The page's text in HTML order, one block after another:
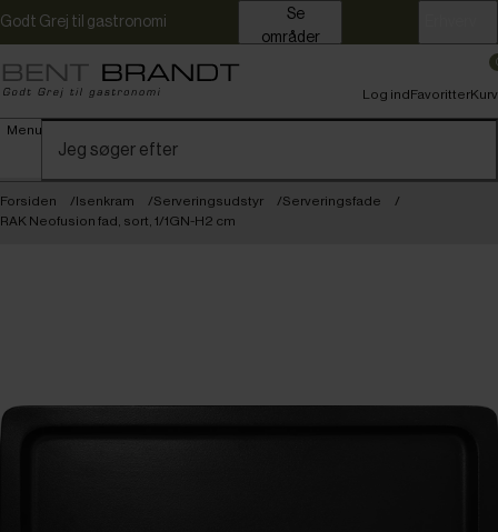
Godt Grej til gastronomi
områder
Menu
Log indFavoritterKurv
Forsiden Isenkram Serveringsudstyr
Serveringsfade
RAK Neofusion fad, sort, 1/1GN-H2 cm